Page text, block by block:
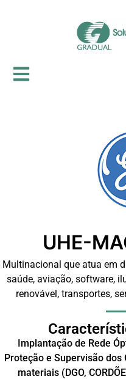
UHE-
Multinacional que atua em
saúde, aviação, software,
renovável, transportes,
Implantação de Rede
Proteção e Supervisão
materiais (DGO,